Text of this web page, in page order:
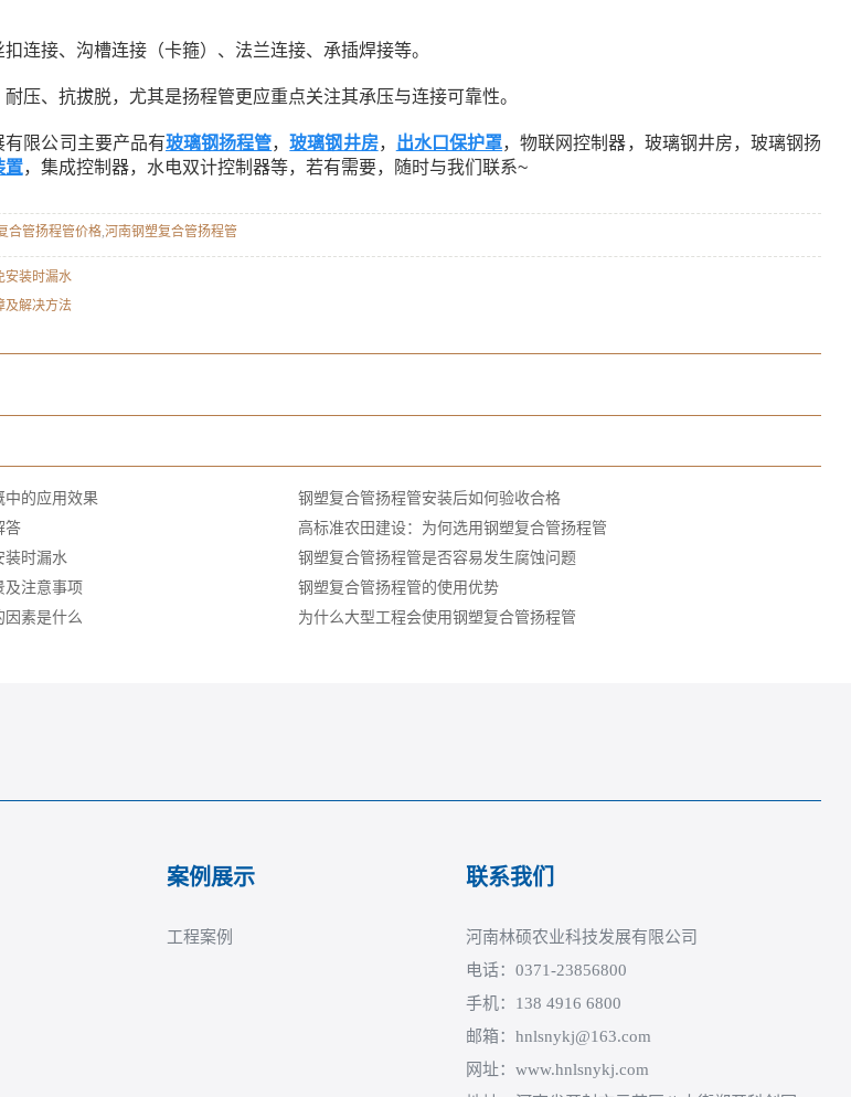
接、沟槽连接（卡箍）、法兰连接、承插焊接等。
、抗拔脱，尤其是扬程管更应重点关注其承压与连接可靠性。
限公司主要产品有玻璃钢扬程管，玻璃钢井房， 出水口保护罩，物联网控制器，玻璃钢井房，玻璃钢扬
置，集成控制器，水电双计控制器等，若有需要，随时与我们联系~
合管扬程管价格,河南钢塑复合管扬程管
安装时漏水
及解决方法
中的应用效果
钢塑复合管扬程管安装后如何验收合格
答
高标准农田建设：为何选用钢塑复合管扬程管
装时漏水
钢塑复合管扬程管是否容易发生腐蚀问题
及注意事项
钢塑复合管扬程管的使用优势
因素是什么
为什么大型工程会使用钢塑复合管扬程管
案例展示
工程案例
联系我们
河南林硕农业科技发展有限公司
电话：0371-23856800
手机：138 4916 6800
邮箱：hnlsnykj@163.com
网址：www.hnlsnykj.com